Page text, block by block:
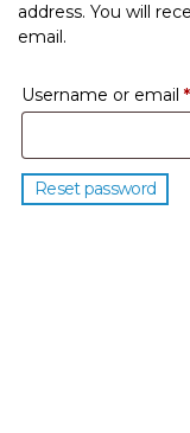
address. You will
email.
Username or email *
Reset password